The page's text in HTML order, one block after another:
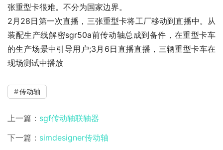
张重型卡很难。不分为国家边界。
2月28日第一次直播，三张重型卡将工厂移动到直播中。从
装配生产线解密sgr50a前传动轴总成到备件，在重型卡车
的生产场景中引导用户;3月6日直播直播，三辆重型卡车在
现场测试中播放
传动轴
上一篇： sgf传动轴联轴器
下一篇： simdesigner传动轴